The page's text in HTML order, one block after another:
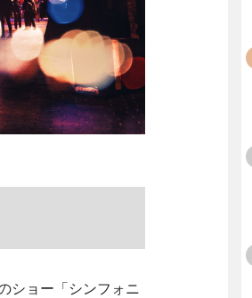
ショー「シンフォニ